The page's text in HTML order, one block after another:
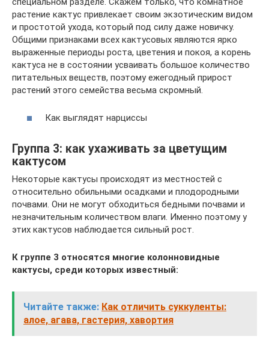
растение кактус привлекает своим экзотическим видом
и простотой ухода, который под силу даже новичку.
Общими признаками всех кактусовых являются ярко
выраженные периоды роста, цветения и покоя, а корень
кактуса не в состоянии усваивать большое количество
питательных веществ, поэтому ежегодный прирост
растений этого семейства весьма скромный.
Как выглядят нарциссы
Группа 3: как ухаживать за цветущим
кактусом
Некоторые кактусы происходят из местностей с
относительно обильными осадками и плодородными
почвами. Они не могут обходиться бедными почвами и
незначительным количеством влаги. Именно поэтому у
этих кактусов наблюдается сильный рост.
К группе 3 относятся многие колонновидные
кактусы, среди которых известный:
Читайте также: Как отличить суккуленты:
алое, агава, гастерия, хавортия